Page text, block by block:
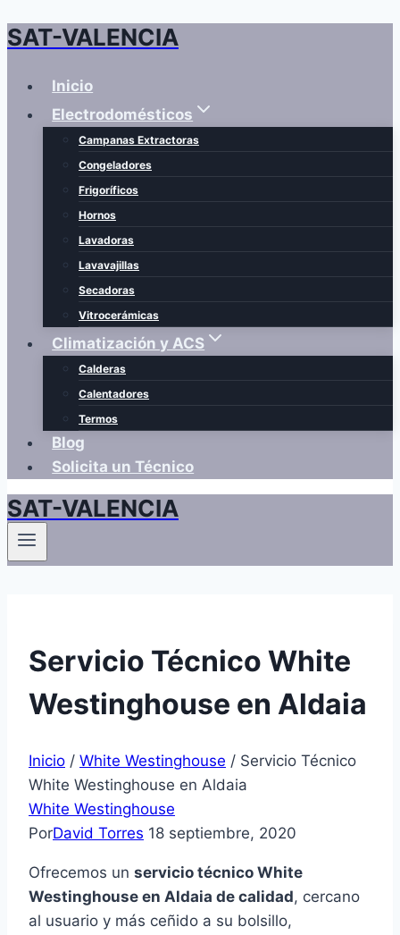
Saltar
contenido
SAT-VALENCIA
Inicio
Electrodomésticos
Campanas Extractoras
Congeladores
Frigoríficos
Hornos
Lavadoras
Lavavajillas
Secadoras
Vitrocerámicas
Climatización y ACS
Calderas
Calentadores
Termos
Blog
Solicita un Técnico
SAT-VALENCIA
Servicio Técnico White
Westinghouse en Aldaia
Inicio / White Westinghouse / Servicio Técnico
White Westinghouse en Aldaia
White Westinghouse
PorDavid Torres 18 septiembre, 2020
Ofrecemos un servicio técnico White
Westinghouse en Aldaia de calidad, cercano
al usuario y más ceñido a su bolsillo,